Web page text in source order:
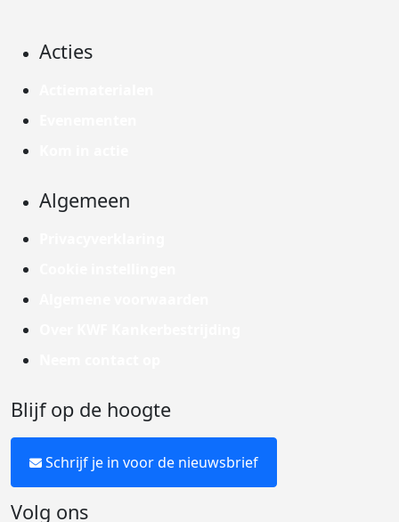
Acties
Algemeen
Blijf op de hoogte
Schrijf je in voor de nieuwsbrief
Volg ons